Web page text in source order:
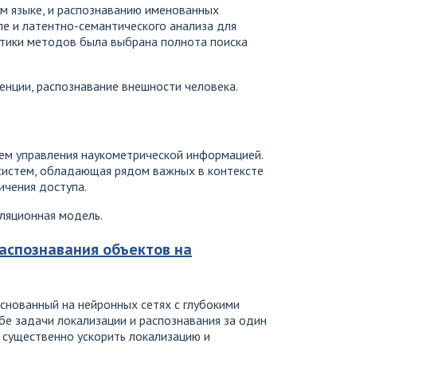
языке, и распознаванию именованных
и латентно-семантического анализа для
методов была выбрана полнота поиска
распознавание внешности человека.
управления наукометрической информацией.
обладающая рядом важных в контексте
доступа.
модель.
объектов на
на нейронных сетях с глубокими
задачи локализации и распознавания за один
ускорить локализацию и